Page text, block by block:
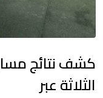
الثلاثة عبر